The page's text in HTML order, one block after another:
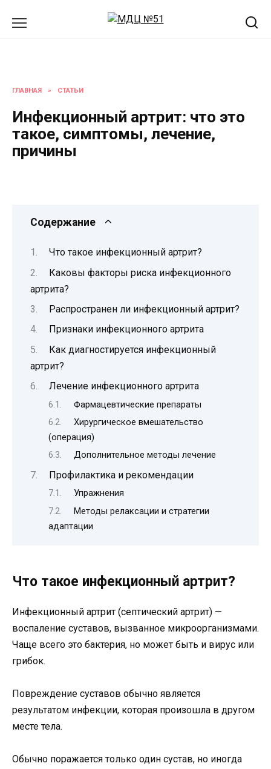
ГЛАВНАЯ » СТАТЬИ
Инфекционный артрит: что это
такое, симптомы, лечение,
причины
Содержание
Что такое инфекционный артрит?
Каковы факторы риска инфекционного
артрита?
Распространен ли инфекционный артрит?
Признаки инфекционного артрита
Как диагностируется инфекционный
артрит?
Лечение инфекционного артрита
Фармацевтические препараты
Хирургическое вмешательство
(операция)
Дополнительное методы лечение
Профилактика и рекомендации
Упражнения
Методы релаксации и стратегии
адаптации
Что такое инфекционный артрит?
Инфекционный артрит (септический артрит) —
воспаление суставов, вызванное микроорганизмами.
Чаще всего это бактерия, но может быть и вирус или
грибок.
Повреждение суставов обычно является
результатом инфекции, которая произошла в другом
месте тела.
Обычно поражается только один сустав, но иногда